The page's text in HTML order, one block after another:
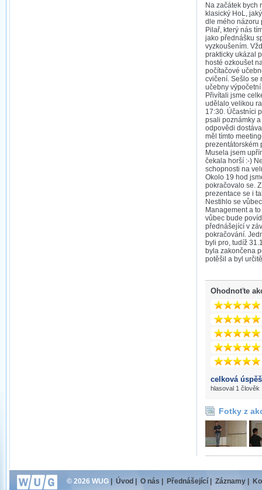
Na začátek bych
klasický HoL,
dle mého názoru
Pilař, který nás
jako přednášku
vyzkoušením.
prakticky ukázal
hosté ozkoušet
počítačové
cvičení. Sešlo se
učebny
Přivítali jsme
udělalo velikou
17:30. Účastníci
psali poznámky
odpovědi
měl tímto
prezentátorském
Musela jsem
čekala horší :-)
schopnosti na
Okolo 19 hod
pokračovalo se.
prezentace se i
Nestihlo se
Management a
vůbec bude
přednášející v
pokračování.
byli pro, tudíž
byla zakončena
potěšil a byl
Ohodnoťte
celková
hlasoval 1 člověk
Fotky z
© 2026 WUG Úvod O nás Přednášející Záznamy